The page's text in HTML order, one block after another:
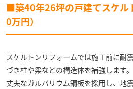
■築40年26坪の戸建てスケル
0万円）
スケルトンリフォームでは施工前に耐
づき柱や梁などの構造体を補強します
丈夫なガルバリウム鋼板を採用し、地